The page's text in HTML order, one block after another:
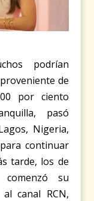
podrían
de
por ciento
pasó
Nigeria,
continuar
tarde, los de
comenzó su
canal RCN,